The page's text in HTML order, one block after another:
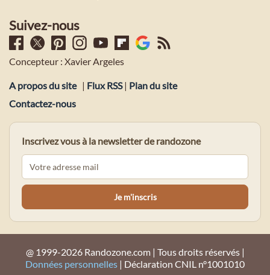
Suivez-nous
Concepteur : Xavier Argeles
A propos du site | Flux RSS| Plan du site
Contactez-nous
Inscrivez vous à la newsletter de randozone
@ 1999-2026 Randozone.com | Tous droits réservés |
Données personnelles | Déclaration CNIL n°1001010